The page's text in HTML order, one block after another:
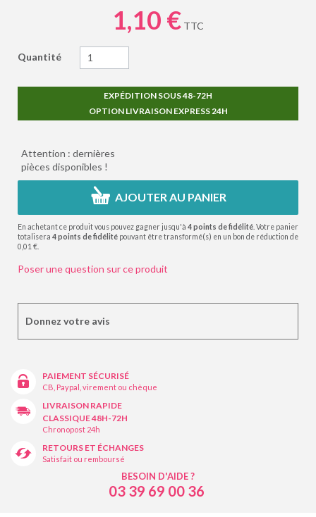
1,10 € TTC
Quantité
EXPÉDITION SOUS 48-72H
OPTION LIVRAISON EXPRESS 24H
Attention : dernières
pièces disponibles !
AJOUTER AU PANIER
En achetant ce produit vous pouvez gagner jusqu'à 4points de fidélité . Votre panier
totalisera 4points de fidélité pouvant être transformé(s) en un bon de réduction de
0,01 €
Poser une question sur ce produit
Donnez votre avis
PAIEMENT SÉCURISÉ
CB, Paypal, virement ou chèque
LIVRAISON RAPIDE
CLASSIQUE 48H-72H
Chronopost 24h
RETOURS ET ÉCHANGES
Satisfait ou remboursé
BESOIN D'AIDE ?
03 39 69 00 36